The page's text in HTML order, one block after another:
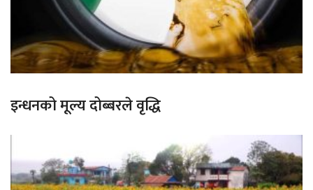
इन्धनको मूल्य दोब्बरले वृद्धि